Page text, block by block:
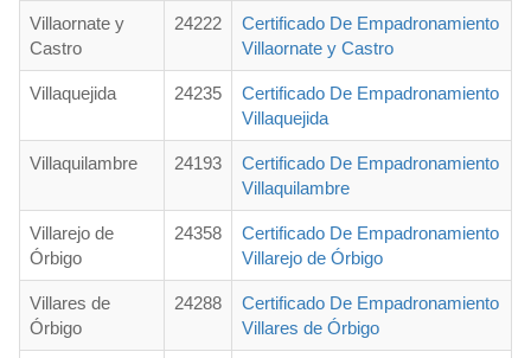
Villaornate y
Castro
24222
Certificado De Empadronamiento
Villaornate y Castro
Villaquejida 24235
Certificado De Empadronamiento
Villaquejida
Villaquilambre 24193
Certificado De Empadronamiento
Villaquilambre
Villarejo de
Órbigo
24358
Certificado De Empadronamiento
Villarejo de Órbigo
Villares de
Órbigo
24288
Certificado De Empadronamiento
Villares de Órbigo